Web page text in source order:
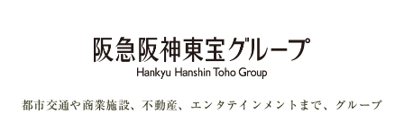
都市交通や商業施設、不動産、エンタテインメントまで、グループ